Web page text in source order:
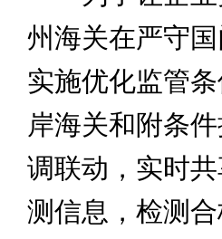
州海关在严守
实施优化监管
岸海关和附条
调联动，实时
测信息，检测